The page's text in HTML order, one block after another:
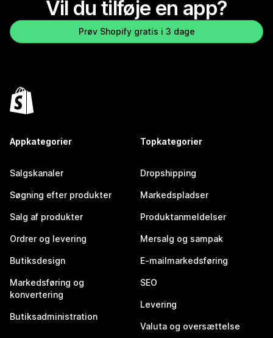
Vil du tilføje en app?
Prøv Shopify gratis i 3 dage
Appkategorier
Salgskanaler
Søgning efter produkter
Salg af produkter
Ordrer og levering
Butiksdesign
Markedsføring og
konvertering
Butiksadministration
Topkategorier
Dropshipping
Markedspladser
Produktanmeldelser
Mersalg og sampak
E-mailmarkedsføring
SEO
Levering
Valuta og oversættelse